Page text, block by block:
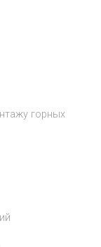
горных